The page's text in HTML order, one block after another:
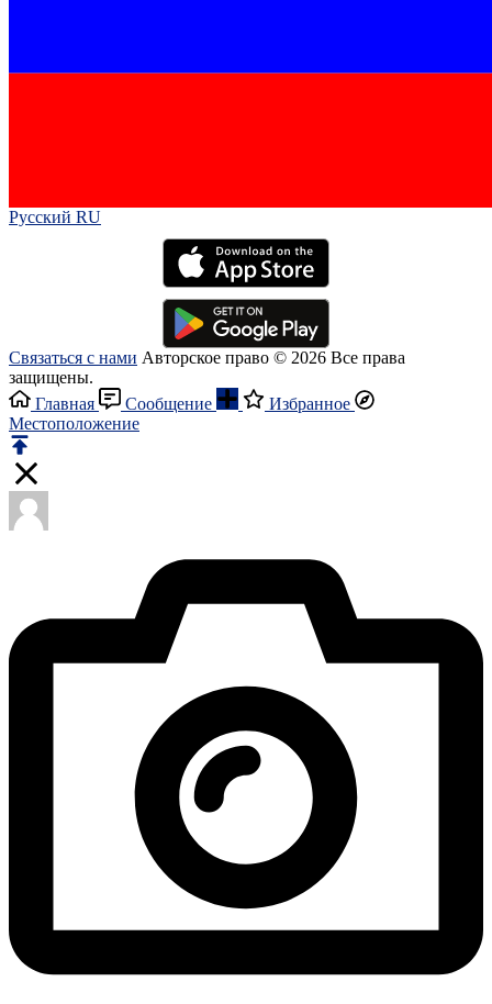
Русский RU‎
Связаться с нами Авторское право © 2026 Все права
защищены.
Главная
Сообщение
Избранное
Местоположение